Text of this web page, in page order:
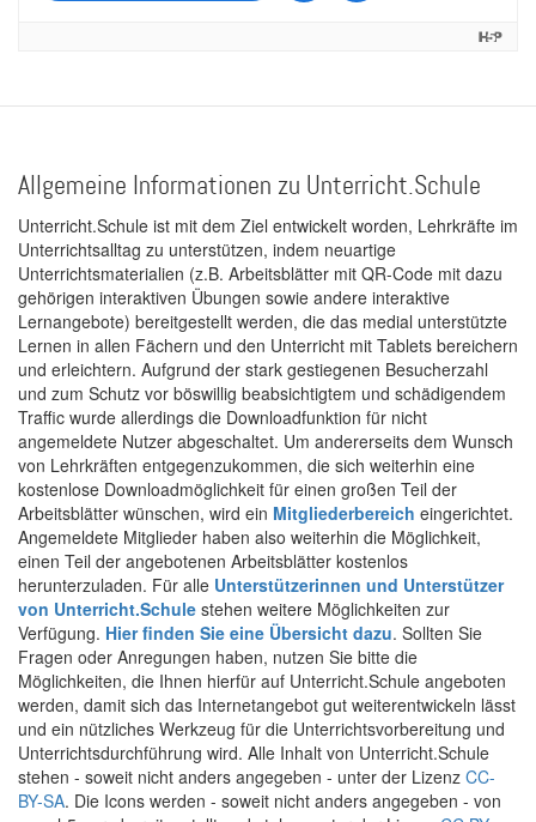
Allgemeine Informationen zu Unterricht.Schule
Unterricht.Schule ist mit dem Ziel entwickelt worden, Lehrkräfte im
Unterrichtsalltag zu unterstützen, indem neuartige
Unterrichtsmaterialien (z.B. Arbeitsblätter mit QR-Code mit dazu
gehörigen interaktiven Übungen sowie andere interaktive
Lernangebote) bereitgestellt werden, die das medial unterstützte
Lernen in allen Fächern und den Unterricht mit Tablets bereichern
und erleichtern. Aufgrund der stark gestiegenen Besucherzahl
und zum Schutz vor böswillig beabsichtigtem und schädigendem
Traffic wurde allerdings die Downloadfunktion für nicht
angemeldete Nutzer abgeschaltet. Um andererseits dem Wunsch
von Lehrkräften entgegenzukommen, die sich weiterhin eine
kostenlose Downloadmöglichkeit für einen großen Teil der
Arbeitsblätter wünschen, wird ein Mitgliederbereich eingerichtet.
Angemeldete Mitglieder haben also weiterhin die Möglichkeit,
einen Teil der angebotenen Arbeitsblätter kostenlos
herunterzuladen. Für alle Unterstützerinnen und Unterstützer
von Unterricht.Schule stehen weitere Möglichkeiten zur
Verfügung. Hier finden Sie eine Übersicht dazu. Sollten Sie
Fragen oder Anregungen haben, nutzen Sie bitte die
Möglichkeiten, die Ihnen hierfür auf Unterricht.Schule angeboten
werden, damit sich das Internetangebot gut weiterentwickeln lässt
und ein nützliches Werkzeug für die Unterrichtsvorbereitung und
Unterrichtsdurchführung wird. Alle Inhalt von Unterricht.Schule
stehen - soweit nicht anders angegeben - unter der Lizenz CC-
BY-SA. Die Icons werden - soweit nicht anders angegeben - von